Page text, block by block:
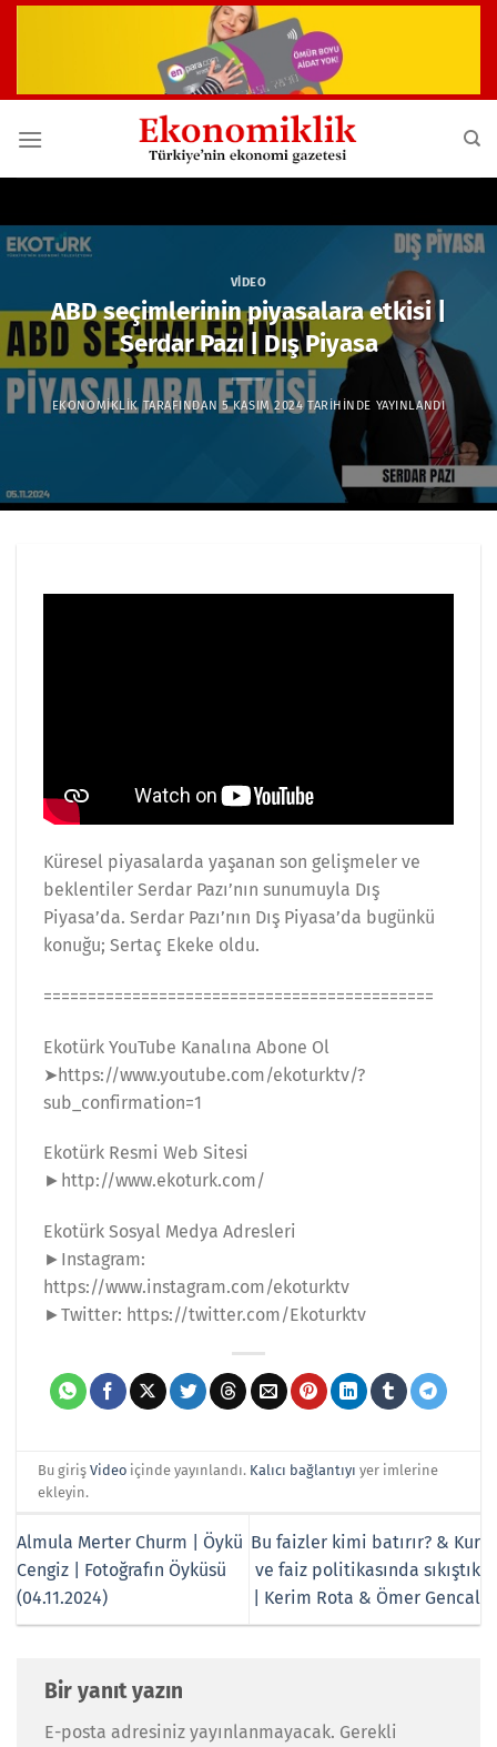
VIDEO
ABD seçimlerinin piyasalara etkisi |
Serdar Pazı | Dış Piyasa
EKONOMIKLIKTARAFINDAN 5 KASIM 2024TARIHINDE YAYINLANDI
Küresel piyasalarda yaşanan son gelişmeler ve
beklentiler Serdar Pazı’nın sunumuyla Dış
Piyasa’da. Serdar Pazı’nın Dış Piyasa’da bugünkü
konuğu; Sertaç Ekeke oldu.
============================================
Ekotürk YouTube Kanalına Abone Ol
➤https://www.youtube.com/ekoturktv/?
sub_confirmation=1
Ekotürk Resmi Web Sitesi
►http://www.ekoturk.com/
Ekotürk Sosyal Medya Adresleri
►Instagram:
https://www.instagram.com/ekoturktv
►Twitter: https://twitter.com/Ekoturktv
Bu girişVideo içinde yayınlandı. Kalıcı bağlantıyı yer imlerine
ekleyin.
Almula Merter Churm | Öykü
Cengiz | Fotoğrafın Öyküsü
(04.11.2024)
Bu faizler kimi batırır? & Kur
ve faiz politikasında sıkıştık
| Kerim Rota & Ömer Gencal
Bir yanıt yazın
E-posta adresiniz yayınlanmayacak. Gerekli